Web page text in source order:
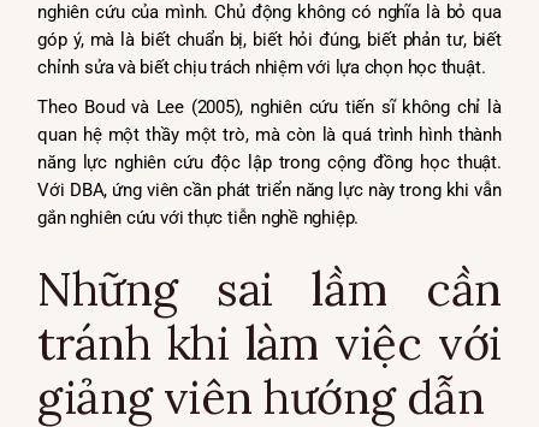
nghiên cứu của mình. Chủ động không có nghĩa là bỏ qua
góp ý, mà là biết chuẩn bị, biết hỏi đúng, biết phản tư, biết
chỉnh sửa và biết chịu trách nhiệm với lựa chọn học thuật.
Theo Boud và Lee (2005), nghiên cứu tiến sĩ không chỉ là
quan hệ một thầy một trò, mà còn là quá trình hình thành
năng lực nghiên cứu độc lập trong cộng đồng học thuật.
Với DBA, ứng viên cần phát triển năng lực này trong khi vẫn
gắn nghiên cứu với thực tiễn nghề nghiệp.
Những sai lầm cần
tránh khi làm việc với
giảng viên hướng dẫn